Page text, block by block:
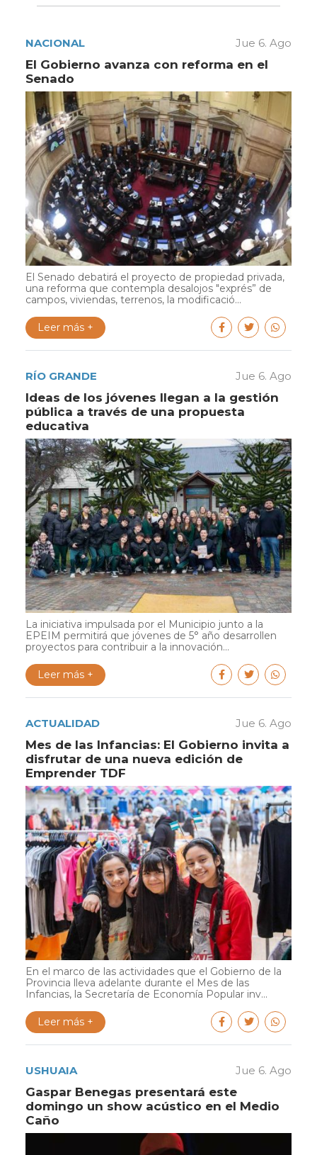
NACIONAL Jue 6. Ago
El Gobierno avanza con reforma en el
Senado
El Senado debatirá el proyecto de propiedad privada,
una reforma que contempla desalojos "exprés” de
campos, viviendas, terrenos, la modificació...
Leer más +
RÍO GRANDE Jue 6. Ago
Ideas de los jóvenes llegan a la gestión
pública a través de una propuesta
educativa
La iniciativa impulsada por el Municipio junto a la
EPEIM permitirá que jóvenes de 5° año desarrollen
proyectos para contribuir a la innovación...
Leer más +
ACTUALIDAD Jue 6. Ago
Mes de las Infancias: El Gobierno invita a
disfrutar de una nueva edición de
Emprender TDF
En el marco de las actividades que el Gobierno de la
Provincia lleva adelante durante el Mes de las
Infancias, la Secretaría de Economía Popular inv...
Leer más +
USHUAIA Jue 6. Ago
Gaspar Benegas presentará este
domingo un show acústico en el Medio
Caño